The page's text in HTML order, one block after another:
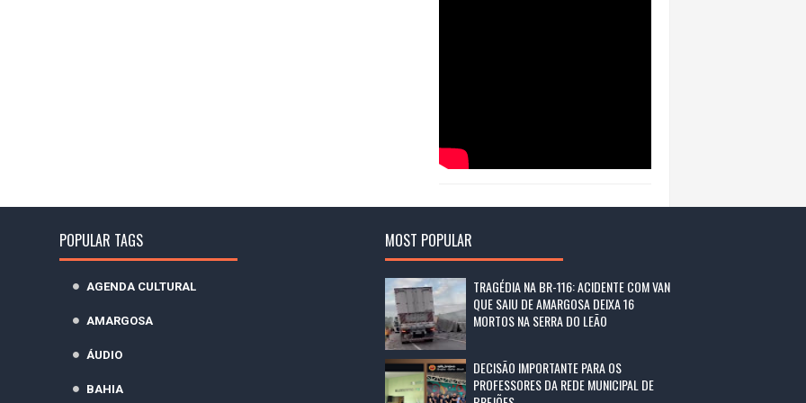
POPULAR TAGS
AGENDA CULTURAL
AMARGOSA
ÁUDIO
BAHIA
MOST POPULAR
TRAGÉDIA NA BR-116: ACIDENTE COM VAN
QUE SAIU DE AMARGOSA DEIXA 16
MORTOS NA SERRA DO LEÃO
DECISÃO IMPORTANTE PARA OS
PROFESSORES DA REDE MUNICIPAL DE